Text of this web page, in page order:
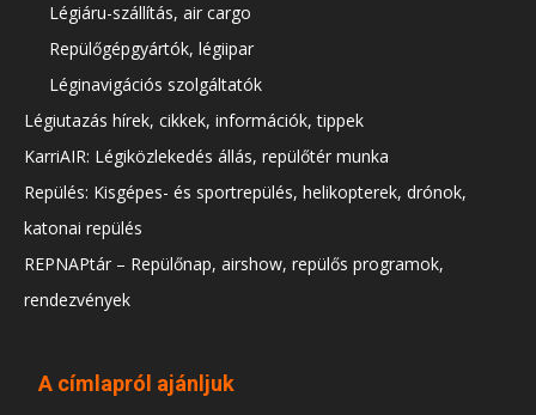
Légiáru-szállítás, air cargo
Repülőgépgyártók, légiipar
Léginavigációs szolgáltatók
Légiutazás hírek, cikkek, információk, tippek
KarriAIR: Légiközlekedés állás, repülőtér munka
Repülés: Kisgépes- és sportrepülés, helikopterek, drónok,
katonai repülés
REPNAPtár – Repülőnap, airshow, repülős programok,
rendezvények
A címlapról ajánljuk